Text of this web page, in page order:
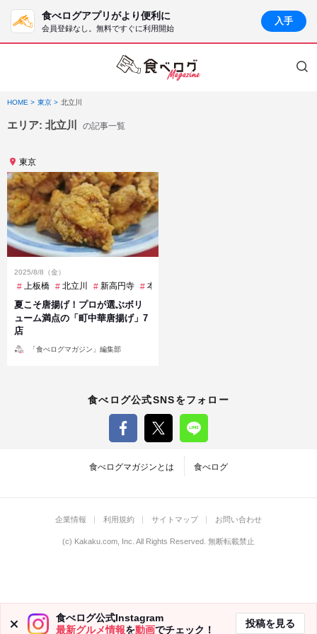
食べログアプリがより便利に
会員登録なし。無料ですぐに利用開始
入手
HOME 東京 北立川
エリア: 北立川 の記事一覧
東京
2025/8/8（金）
上板橋 北立川 新高円寺 本郷三丁目
夏こそ唐揚げ！プロが選ぶボリ
ューム満点の「町中華唐揚げ」7
店
「食べログマガジン」編集部
食べログ公式SNSをフォロー
食べログマガジンとは 食べログ
食べログ公式Instagram
最新グルメ情報を動画でチェック！
投稿を見る
企業情報 利用規約 サイトマップ お問い合わせ
(c) Kakaku.com, Inc. All Rights Reserved. 無断転載禁止